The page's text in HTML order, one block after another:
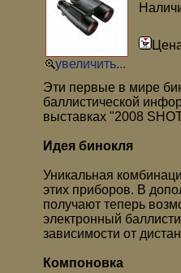
увеличить...
Эти первые в мире
баллистической
выставках "2008
Идея бинокля
Уникальная
этих приборов. В
получают теперь
электронный
зависимости от
Компоновка